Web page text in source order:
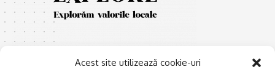
Acest site utilizează cookie-uri